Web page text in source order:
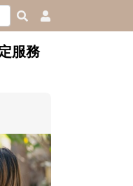
服務
人│讀